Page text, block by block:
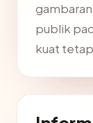
publik
kuat